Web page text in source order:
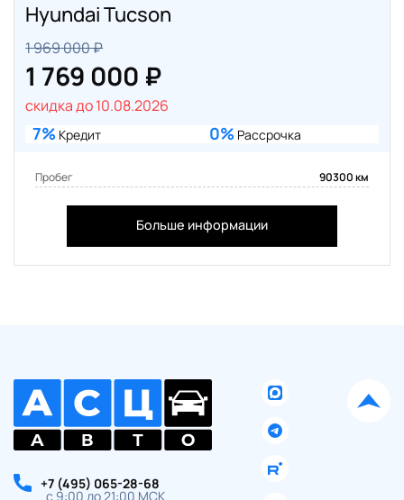
Hyundai Tucson
1 969 000 ₽
1 769 000 ₽
скидка до 10.08.2026
7% Кредит 0% Рассрочка
Пробег 90300 км
Больше информации
+7 (495) 065-28-68
с 9:00 до 21:00 МСК